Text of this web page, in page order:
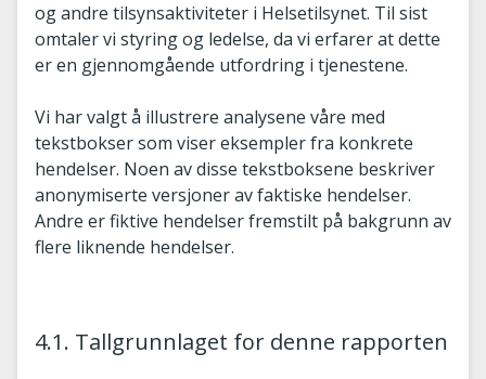
og andre tilsynsaktiviteter i Helsetilsynet. Til sist
omtaler vi styring og ledelse, da vi erfarer at dette
er en gjennomgående utfordring i tjenestene.
Vi har valgt å illustrere analysene våre med
tekstbokser som viser eksempler fra konkrete
hendelser. Noen av disse tekstboksene beskriver
anonymiserte versjoner av faktiske hendelser.
Andre er fiktive hendelser fremstilt på bakgrunn av
flere liknende hendelser.
4.1. Tallgrunnlaget for denne rapporten